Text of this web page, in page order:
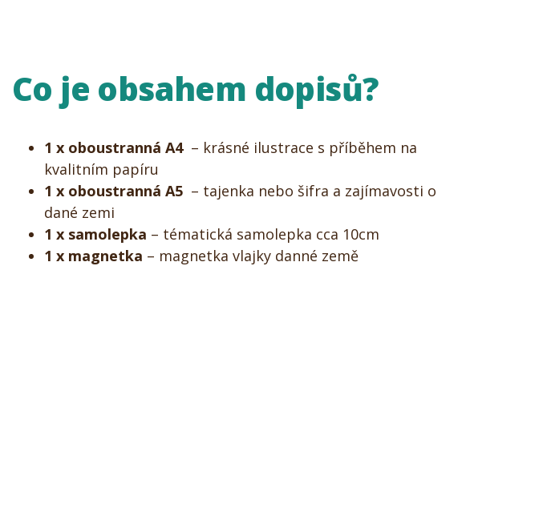
Co je obsahem dopisů?
1 x oboustranná A4– krásné ilustrace s příběhem na
kvalitním papíru
1 x oboustranná A5 – tajenka nebo šifra a zajímavosti o
dané zemi
1 x samolepka – tématická samolepka cca 10cm
1 x magnetka – magnetka vlajky danné země